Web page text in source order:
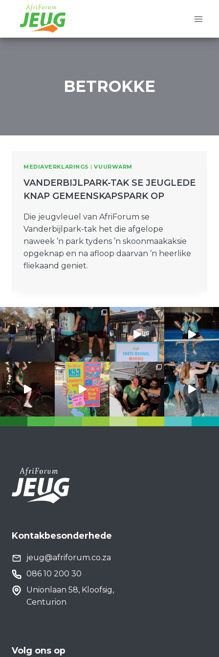
content
BETROKKE
MEDIAVERKLARINGS |VUURWARM
VANDERBIJLPARK-TAK SE JEUGLEDE
KNAP GEMEENSKAPSPARK OP
Die jeugvleuel van AfriForum se
Vanderbijlpark-tak het die afgelope
naweek ’n park tydens ’n skoonmaakaksie
opgeknap en na afloop daarvan ’n heerlike
fliekaand geniet.
Kontakbesonderhede
jeug@afriforum.co.za
086 10 200 30
Unionlaan 58, Kloofsig,
Centurion
Volg ons op